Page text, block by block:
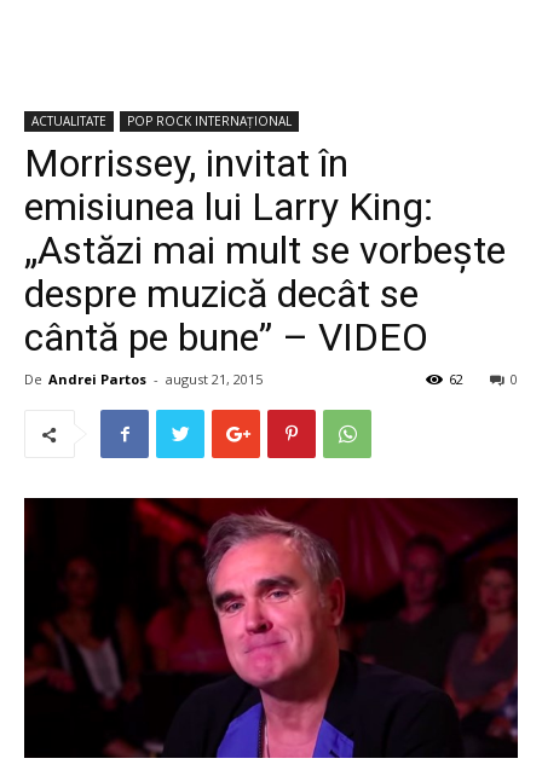
ACTUALITATE POP ROCK INTERNAȚIONAL
Morrissey, invitat în
emisiunea lui Larry King:
„Astăzi mai mult se vorbește
despre muzică decât se
cântă pe bune” – VIDEO
De Andrei Partos - august 21, 2015 0
62